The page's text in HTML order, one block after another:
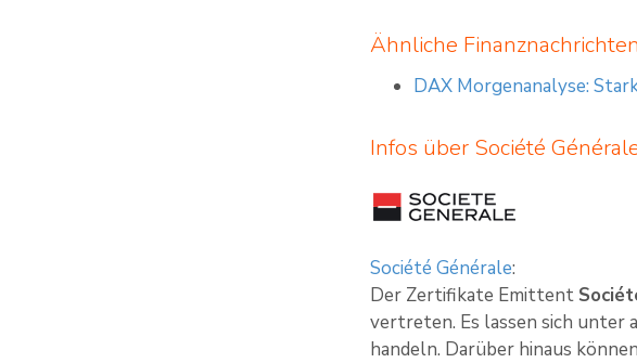
Ähnliche Finanznachrichten
DAX Morgenanalyse:
Infos über Société
Société Générale:
Der Zertifikate Emittent
vertreten. Es lassen sich unter
handeln. Darüber hinaus